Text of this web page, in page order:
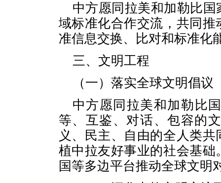
中方愿同拉美和加勒比
域标准化合作交流，共同
准信息交换、比对和标准化
三、文明工程
（一）落实全球文明倡议
中方愿同拉美和加勒比
等、互鉴、对话、包容的
义、民主、自由的全人类
植中拉友好事业的社会基
国等多边平台推动全球文明